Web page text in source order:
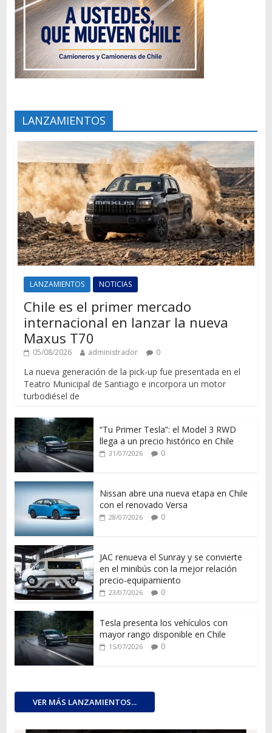
LANZAMIENTOS
LANZAMIENTOS NOTICIAS
Chile es el primer mercado
internacional en lanzar la nueva
Maxus T70
05/08/2026 administrador 0
La nueva generación de la pick-up fue presentada en el
Teatro Municipal de Santiago e incorpora un motor
turbodiésel de
“Tu Primer Tesla”: el Model 3 RWD
llega a un precio histórico en Chile
31/07/2026 0
Nissan abre una nueva etapa en Chile
con el renovado Versa
28/07/2026 0
JAC renueva el Sunray y se convierte
en el minibús con la mejor relación
precio-equipamiento
23/07/2026 0
Tesla presenta los vehículos con
mayor rango disponible en Chile
15/07/2026 0
VER MÁS LANZAMIENTOS...